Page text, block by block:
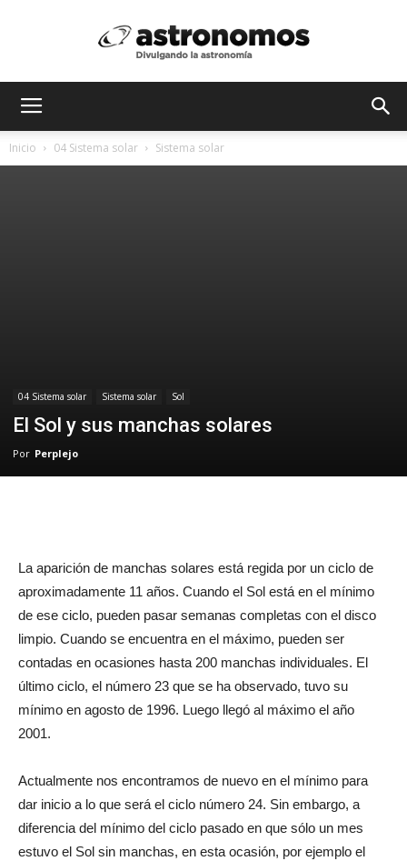
Inicio 04 Sistema solar Sistema solar
04 Sistema solar Sistema solar Sol
El Sol y sus manchas solares
Por Perplejo
La aparición de manchas solares está regida por un ciclo de
aproximadamente 11 años. Cuando el Sol está en el mínimo
de ese ciclo, pueden pasar semanas completas con el disco
limpio. Cuando se encuentra en el máximo, pueden ser
contadas en ocasiones hasta 200 manchas individuales. El
último ciclo, el número 23 que se ha observado, tuvo su
mínimo en agosto de 1996. Luego llegó al máximo el año
2001.
Actualmente nos encontramos de nuevo en el mínimo para
dar inicio a lo que será el ciclo número 24. Sin embargo, a
diferencia del mínimo del ciclo pasado en que sólo un mes
estuvo el Sol sin manchas, en esta ocasión, por ejemplo el